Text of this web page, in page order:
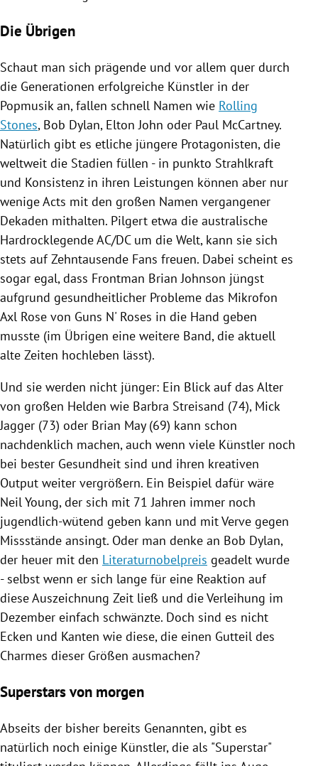
Die Übrigen
Schaut man sich prägende und vor allem quer durch
die Generationen erfolgreiche Künstler in der
Popmusik an, fallen schnell Namen wie Rolling
Stones, Bob Dylan, Elton John oder Paul McCartney.
Natürlich gibt es etliche jüngere Protagonisten, die
weltweit die Stadien füllen - in punkto Strahlkraft
und Konsistenz in ihren Leistungen können aber nur
wenige Acts mit den großen Namen vergangener
Dekaden mithalten. Pilgert etwa die australische
Hardrocklegende AC/DC um die Welt, kann sie sich
stets auf Zehntausende Fans freuen. Dabei scheint es
sogar egal, dass Frontman Brian Johnson jüngst
aufgrund gesundheitlicher Probleme das Mikrofon
Axl Rose von Guns N' Roses in die Hand geben
musste (im Übrigen eine weitere Band, die aktuell
alte Zeiten hochleben lässt).
Und sie werden nicht jünger: Ein Blick auf das Alter
von großen Helden wie Barbra Streisand (74), Mick
Jagger (73) oder Brian May(69) kann schon
nachdenklich machen, auch wenn viele Künstler noch
bei bester Gesundheit sind und ihren kreativen
Output weiter vergrößern. Ein Beispiel dafür wäre
Neil Young, der sich mit 71 Jahren immer noch
jugendlich-wütend geben kann und mit Verve gegen
Missstände ansingt. Oder man denke an Bob Dylan,
der heuer mit den Literaturnobelpreis geadelt wurde
- selbst wenn er sich lange für eine Reaktion auf
diese Auszeichnung Zeit ließ und die Verleihung im
Dezember einfach schwänzte. Doch sind es nicht
Ecken und Kanten wie diese, die einen Gutteil des
Charmes dieser Größen ausmachen?
Superstars von morgen
Abseits der bisher bereits Genannten, gibt es
natürlich noch einige Künstler, die als "Superstar"